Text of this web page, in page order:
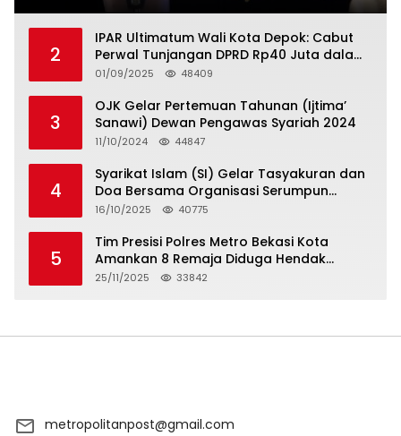
2
IPAR Ultimatum Wali Kota Depok: Cabut
Perwal Tunjangan DPRD Rp40 Juta dalam
5 Hari atau Hadapi Aksi Rakyat
01/09/2025 48409
3
OJK Gelar Pertemuan Tahunan (Ijtima’
Sanawi) Dewan Pengawas Syariah 2024
11/10/2024 44847
4
Syarikat Islam (SI) Gelar Tasyakuran dan
Doa Bersama Organisasi Serumpun
Syarikat Islam Doa
16/10/2025 40775
5
Tim Presisi Polres Metro Bekasi Kota
Amankan 8 Remaja Diduga Hendak
Tawuran
25/11/2025 33842
metropolitanpost@gmail.com